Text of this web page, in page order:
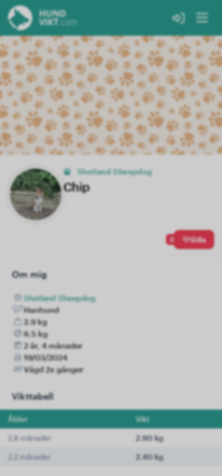
Shetland Sheepdog
Chip
0 Gilla
Om mig
Shetland Sheepdog
Hanhund
2.9 kg
6.5 kg
2 år, 4 månader
19/03/2024
Vägd 2x gånger
Vikttabell
Ålder Vikt
2.8 månader 2.90 kg
2.2 månader 2.40 kg